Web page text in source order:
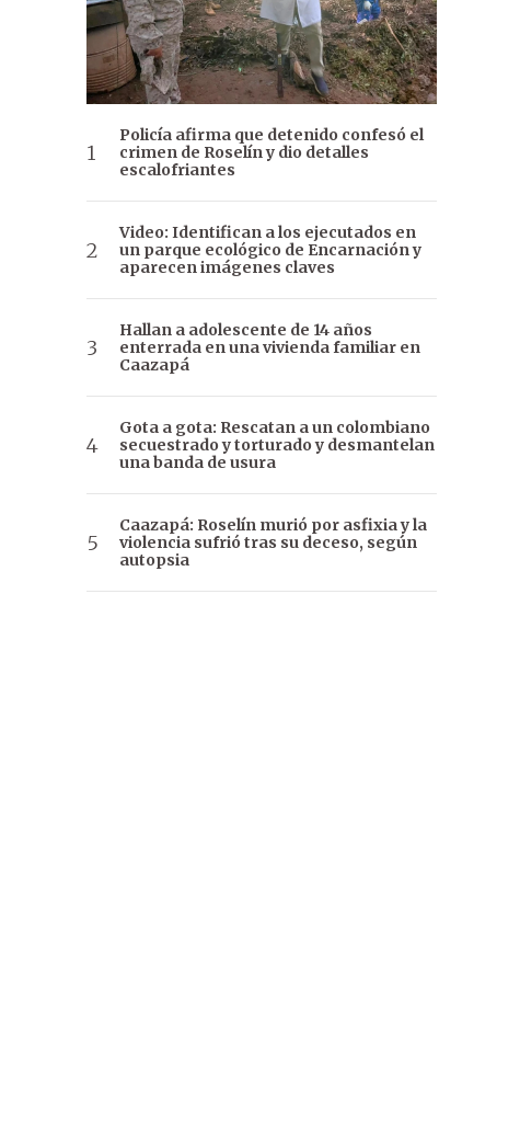
Policía afirma que detenido confesó el
crimen de Roselín y dio detalles
escalofriantes
Video: Identifican a los ejecutados en
un parque ecológico de Encarnación y
aparecen imágenes claves
Hallan a adolescente de 14 años
enterrada en una vivienda familiar en
Caazapá
Gota a gota: Rescatan a un colombiano
secuestrado y torturado y desmantelan
una banda de usura
Caazapá: Roselín murió por asfixia y la
violencia sufrió tras su deceso, según
autopsia